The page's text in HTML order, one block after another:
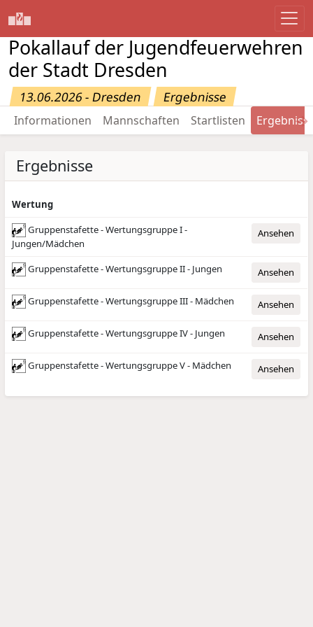
Pokallauf der Jugendfeuerwehren
der Stadt Dresden
13.06.2026 - Dresden Ergebnisse
Informationen Mannschaften Startlisten →
Ergebnisse
Wertung
Gruppenstafette - Wertungsgruppe I -
Jungen/Mädchen
Ansehen
Gruppenstafette - Wertungsgruppe II - Jungen Ansehen
Gruppenstafette - Wertungsgruppe III - Mädchen Ansehen
Gruppenstafette - Wertungsgruppe IV - Jungen Ansehen
Gruppenstafette - Wertungsgruppe V - Mädchen Ansehen